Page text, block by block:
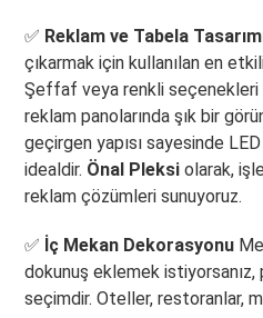
✅ Reklam ve Tabela
çıkarmak için kullanılan en
Şeffaf veya renkli seçenekleri
reklam panolarında şık bir
geçirgen yapısı sayesinde
idealdir. Önal Pleksi olarak,
reklam çözümleri sunuyoruz.
✅ İç Mekan Dekorasyonu
dokunuş eklemek
seçimdir. Oteller, restoranlar,